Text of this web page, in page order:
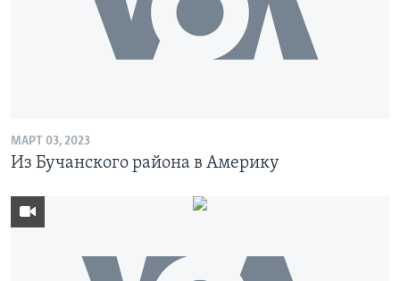
МАРТ 03, 2023
Из Бучанского района в Америку